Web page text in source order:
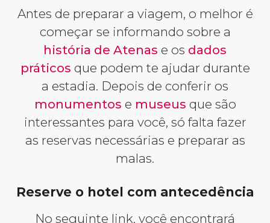
Antes de preparar a viagem, o melhor é
começar se informando sobre a
história de Atenas e os dados
práticos que podem te ajudar durante
a estadia. Depois de conferir os
monumentos e museus que são
interessantes para você, só falta fazer
as reservas necessárias e preparar as
malas.
Reserve o hotel com antecedência
No seguinte link, você encontrará